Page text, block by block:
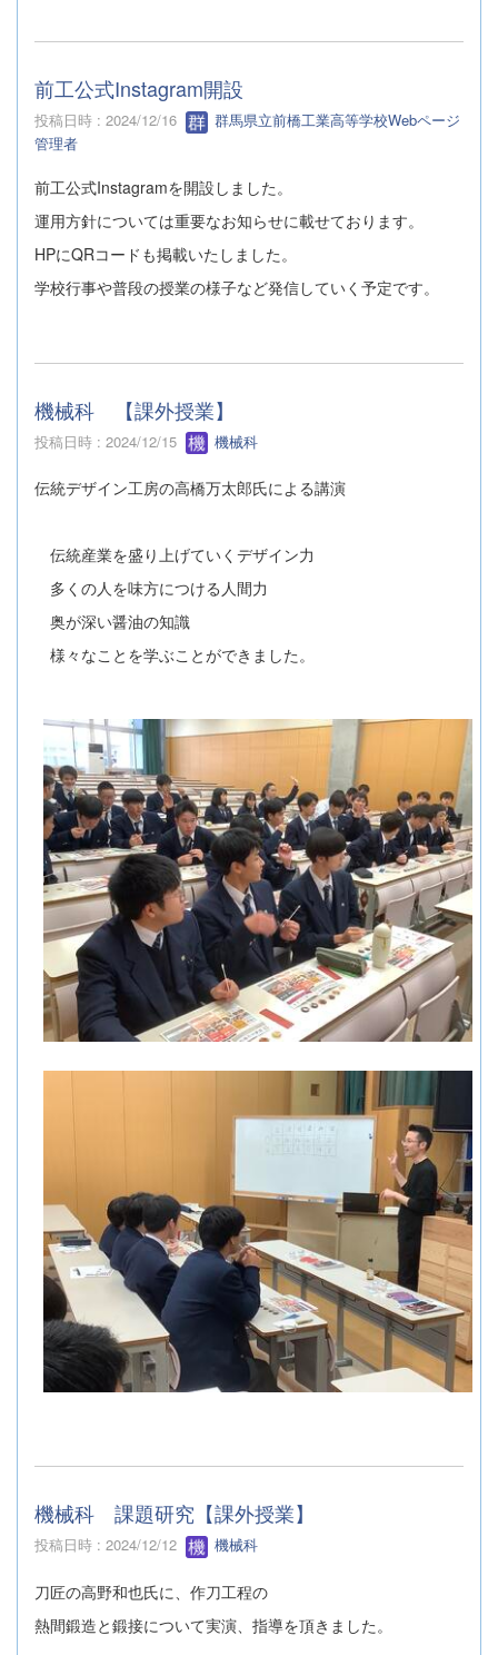
前工公式Instagram開設
投稿日時 : 2024/12/16
群馬県立前橋工業高等学校Webページ
管理者
前工公式Instagramを開設しました。
運用方針については重要なお知らせに載せております。
HPにQRコードも掲載いたしました。
学校行事や普段の授業の様子など発信していく予定です。
機械科 【課外授業】
投稿日時 : 2024/12/15 機械科
伝統デザイン工房の高橋万太郎氏による講演
伝統産業を盛り上げていくデザイン力
多くの人を味方につける人間力
奥が深い醤油の知識
様々なことを学ぶことができました。
機械科 課題研究【課外授業】
投稿日時 : 2024/12/12 機械科
刀匠の高野和也氏に、作刀工程の
熱間鍛造と鍛接について実演、指導を頂きました。